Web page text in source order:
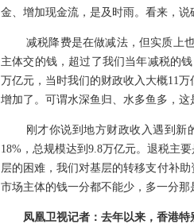
金、增加现金流，是及时雨。看来，
减税降费是在做减法，但实质上
主体交的钱，超过了我们当年减税的
万亿元，当时我们的财政收入大概11
增加了。可谓水深鱼归、水多鱼多，这
刚才你说到地方财政收入遇到新
18%，总规模达到9.8万亿元。退税主
层的困难，我们对基层的转移支付补
市场主体的钱一分都不能少，多一分那
凤凰卫视记者：去年以来，香港